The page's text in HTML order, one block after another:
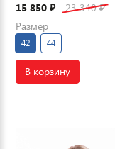
15 850 ₽ 23 340₽
Размер
42 44
В корзину